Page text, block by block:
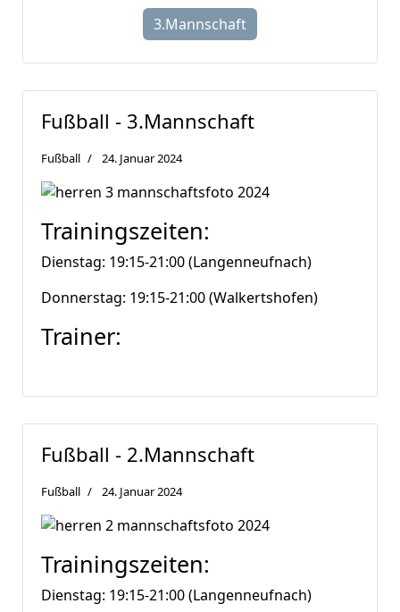
3.Mannschaft
Fußball - 3.Mannschaft
Fußball 24. Januar 2024
Trainingszeiten:
Dienstag: 19:15-21:00 (Langenneufnach)
Donnerstag: 19:15-21:00 (Walkertshofen)
Trainer:
Fußball - 2.Mannschaft
Fußball 24. Januar 2024
Trainingszeiten:
Dienstag: 19:15-21:00 (Langenneufnach)